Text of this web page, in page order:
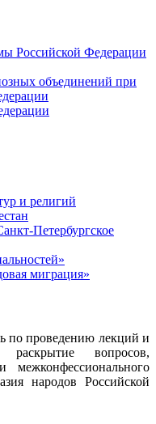
Российской Федерации
объединений при
и религий
Петербургское
миграция»
по проведению лекций и
вопросов,
межконфессионального
народов Российской